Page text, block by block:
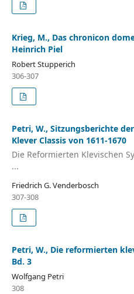
Krieg, M., Das chronicon
Heinrich Piel
Robert Stupperich
306-307
Petri, W., Sitzungsberichte
Klever Classis von 1611-1670
Die Reformierten Klevischen
...
Friedrich G. Venderbosch
307-308
Petri, W., Die reformierten
Bd. 3
Wolfgang Petri
308